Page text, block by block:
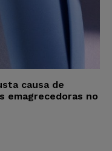
causa de
emagrecedoras no